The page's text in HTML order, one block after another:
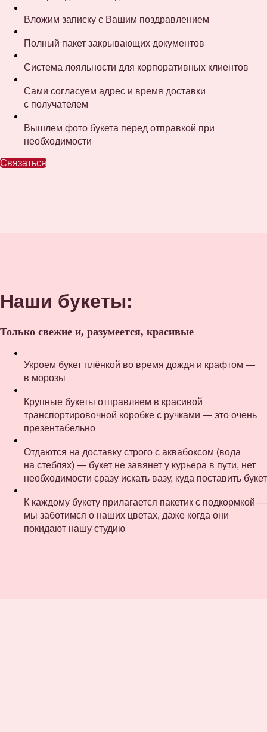
Вложим записку с Вашим поздравлением
Полный пакет закрывающих документов
Система лояльности для корпоративных клиентов
Сами согласуем адрес и время доставки
с получателем
Вышлем фото букета перед отправкой при
необходимости
Связаться
Наши букеты:
Только свежие и, разумеется, красивые
Укроем букет плёнкой во время дождя и крафтом —
в морозы
Крупные букеты отправляем в красивой
транспортировочной коробке с ручками — это очень
презентабельно
Отдаются на доставку строго с аквабоксом (вода
на стеблях) — букет не завянет у курьера в пути, нет
необходимости сразу искать вазу, куда поставить букет
К каждому букету прилагается пакетик с подкормкой —
мы заботимся о наших цветах, даже когда они
покидают нашу студию